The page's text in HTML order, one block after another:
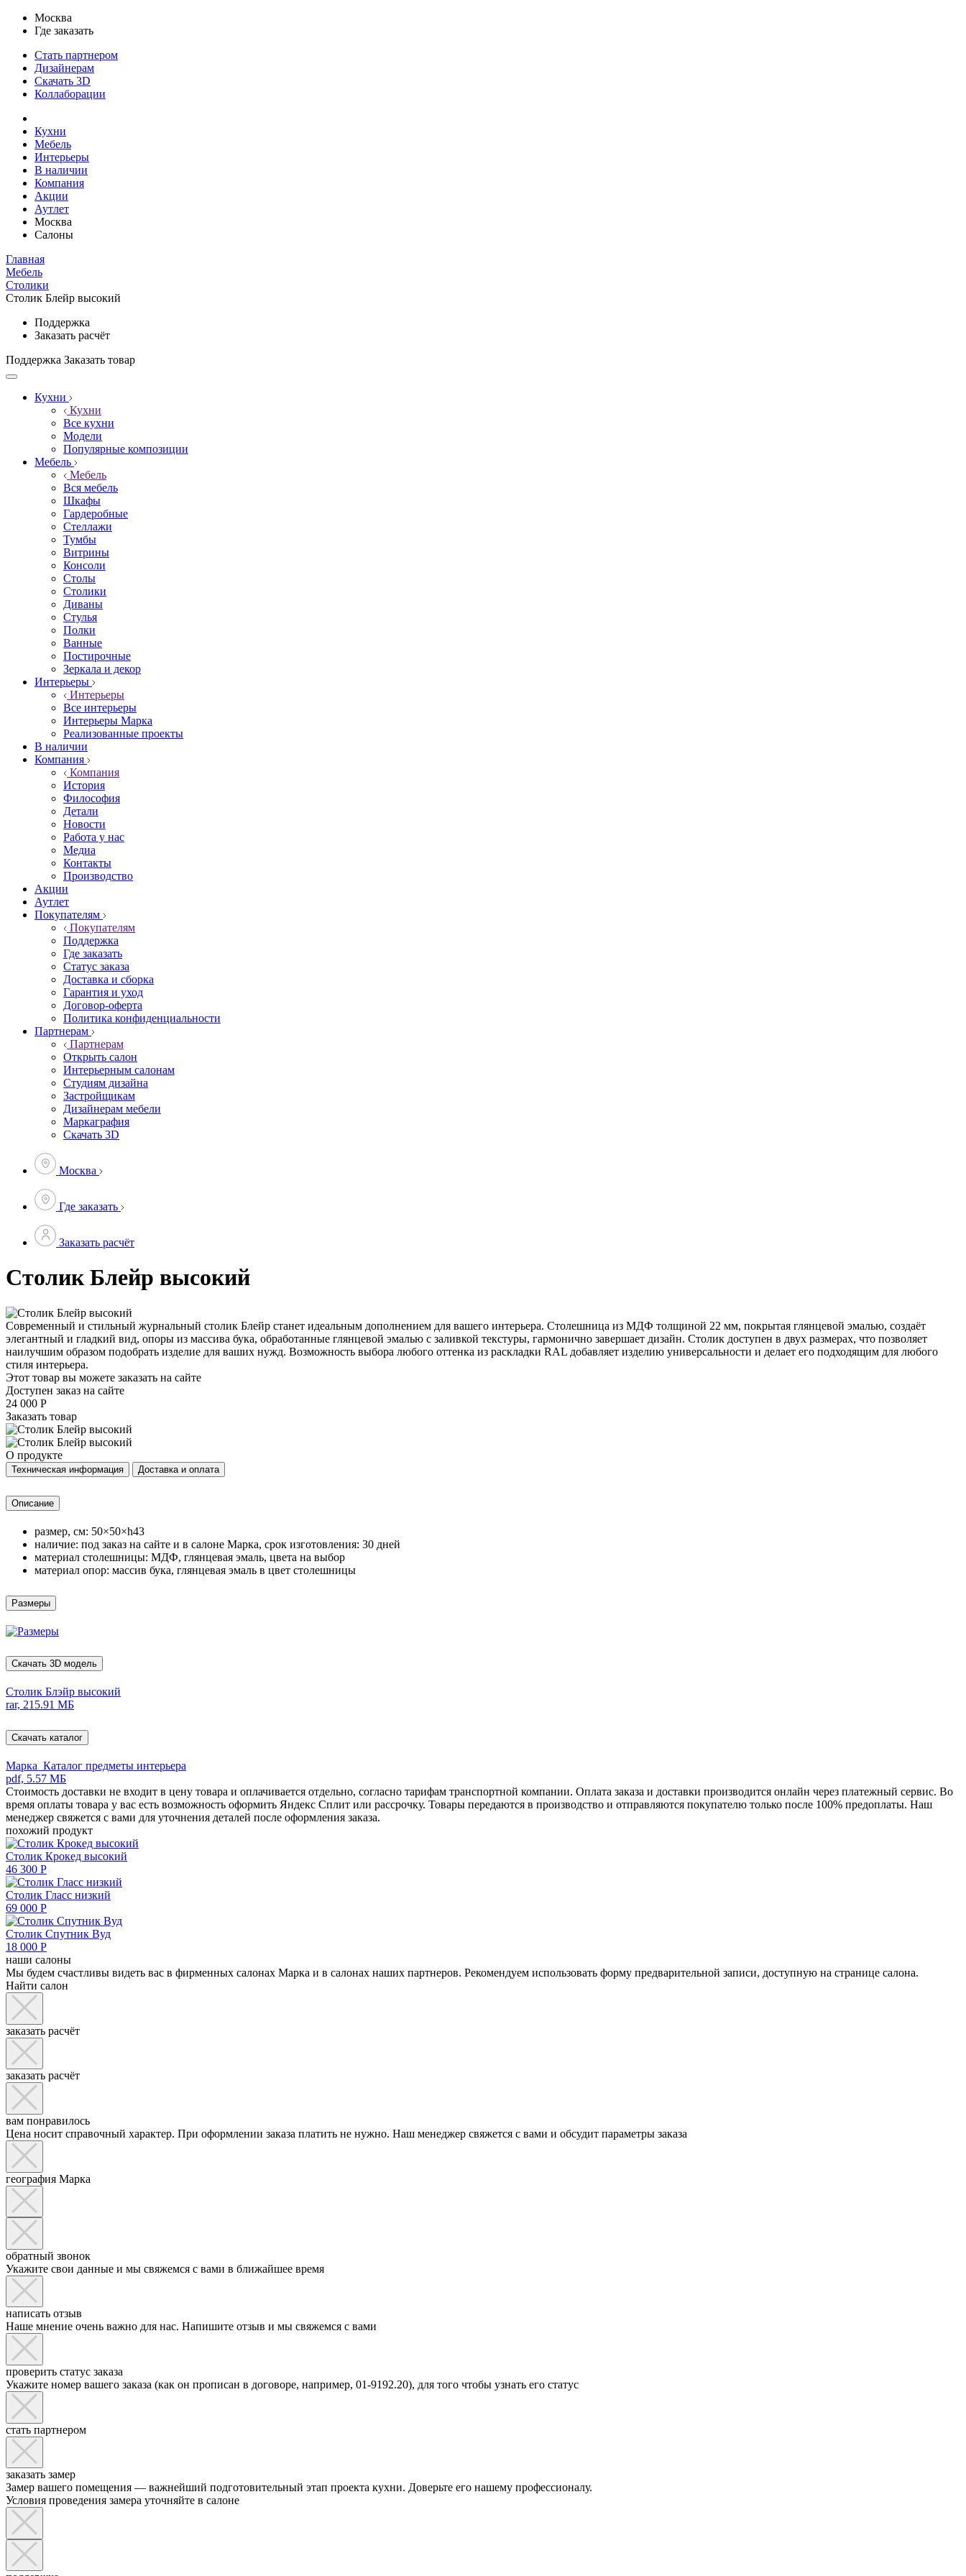
Москва
Где заказать
Стать партнером
Дизайнерам
Скачать 3D
Коллаборации
Кухни
Мебель
Интерьеры
В наличии
Компания
Акции
Аутлет
Москва
Салоны
Главная
Мебель
Столики
Столик Блейр высокий
Поддержка
Заказать расчёт
Поддержка Заказать товар
Кухни
Кухни
Все кухни
Модели
Популярные композиции
Мебель
Мебель
Вся мебель
Шкафы
Гардеробные
Стеллажи
Тумбы
Витрины
Консоли
Столы
Столики
Диваны
Стулья
Полки
Ванные
Постирочные
Зеркала и декор
Интерьеры
Интерьеры
Все интерьеры
Интерьеры Марка
Реализованные проекты
В наличии
Компания
Компания
История
Философия
Детали
Новости
Работа у нас
Медиа
Контакты
Производство
Акции
Аутлет
Покупателям
Покупателям
Поддержка
Где заказать
Статус заказа
Доставка и сборка
Гарантия и уход
Договор-оферта
Политика конфиденциальности
Партнерам
Партнерам
Открыть салон
Интерьерным салонам
Студиям дизайна
Застройщикам
Дизайнерам мебели
Маркаграфия
Скачать 3D
Москва
Где заказать
Заказать расчёт
Столик Блейр высокий
Современный и стильный журнальный столик Блейр станет идеальным дополнением для вашего интерьера. Столешница из МДФ толщиной 22 мм, покрытая глянцевой эмалью, создаёт
элегантный и гладкий вид, опоры из массива бука, обработанные глянцевой эмалью с заливкой текстуры, гармонично завершает дизайн. Столик доступен в двух размерах, что позволяет
наилучшим образом подобрать изделие для ваших нужд. Возможность выбора любого оттенка из раскладки RAL добавляет изделию универсальности и делает его подходящим для любого
стиля интерьера.
Этот товар вы можете заказать на сайте
Доступен заказ на сайте
24 000 Р
Заказать товар
О продукте
Техническая информация Доставка и оплата
Описание
размер, см: 50×50×h43
наличие: под заказ на сайте и в салоне Марка, срок изготовления: 30 дней
материал столешницы: МДФ, глянцевая эмаль, цвета на выбор
материал опор: массив бука, глянцевая эмаль в цвет столешницы
Размеры
Скачать 3D модель
Столик Блэйр высокий
rar, 215.91 МБ
Скачать каталог
Марка_Каталог предметы интерьера
pdf, 5.57 МБ
Стоимость доставки не входит в цену товара и оплачивается отдельно, согласно тарифам транспортной компании. Оплата заказа и доставки производится онлайн через платежный сервис. Во
время оплаты товара у вас есть возможность оформить Яндекс Сплит или рассрочку. Товары передаются в производство и отправляются покупателю только после 100% предоплаты. Наш
менеджер свяжется с вами для уточнения деталей после оформления заказа.
похожий продукт
Столик Крокед высокий
46 300 Р
Столик Гласс низкий
69 000 Р
Столик Спутник Вуд
18 000 Р
наши салоны
Мы будем счастливы видеть вас в фирменных салонах Марка и в салонах наших партнеров. Рекомендуем использовать форму предварительной записи, доступную на странице салона.
Найти салон
заказать расчёт
заказать расчёт
вам понравилось
Цена носит справочный характер. При оформлении заказа платить не нужно. Наш менеджер свяжется с вами и обсудит параметры заказа
география Марка
обратный звонок
Укажите свои данные и мы свяжемся с вами в ближайшее время
написать отзыв
Наше мнение очень важно для нас. Напишите отзыв и мы свяжемся с вами
проверить статус заказа
Укажите номер вашего заказа (как он прописан в договоре, например, 01-9192.20), для того чтобы узнать его статус
стать партнером
заказать замер
Замер вашего помещения — важнейший подготовительный этап проекта кухни. Доверьте его нашему профессионалу.
Условия проведения замера уточняйте в салоне